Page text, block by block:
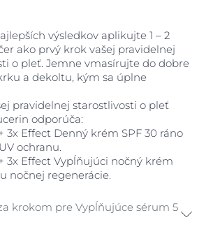
pleti a zaisťuje jej
slabá a citlivá:Ak je kožná
pleť je náchylnejšia na vysychanie
proti starnutiu pleti posilňuje
pomocou glycerínu, ktorý
magnet na hydratáciu, zatiaľ
poskytuje okamžité
Zlepšuje odolnosť pleti voči
vplyvom, udržuje pleť
príjemnú.
výsledkov aplikujte 1 – 2
ako prvý krok vašej pravidelnej
o pleť. Jemne vmasírujte do dobre
a dekoltu, kým sa úplne
pravidelnej starostlivosti o pleť
odporúča:
3x Effect Denný krém SPF 30 ráno
ochranu.
3x Effect Vypĺňujúci nočný krém
nočnej regenerácie.
krokom pre Vypĺňujúce sérum 5